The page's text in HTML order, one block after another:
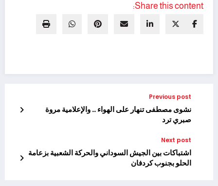
Share this content:
Previous post
نشوى مصطفى تنهار على الهواء .. والإعلامية مروة
صبري ترد
Next post
اشتباكات بين الجيش السوداني والحركة الشعبية بزعامة
الحلو بجنوب كردفان